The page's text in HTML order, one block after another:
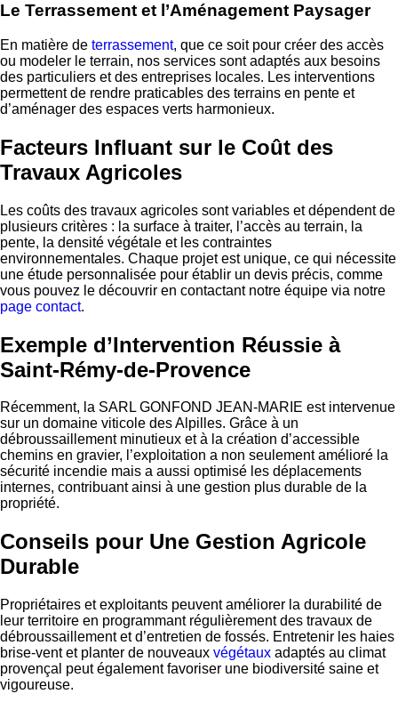
Le Terrassement et l’Aménagement Paysager
En matière de terrassement, que ce soit pour créer des accès
ou modeler le terrain, nos services sont adaptés aux besoins
des particuliers et des entreprises locales. Les interventions
permettent de rendre praticables des terrains en pente et
d’aménager des espaces verts harmonieux.
Facteurs Influant sur le Coût des
Travaux Agricoles
Les coûts des travaux agricoles sont variables et dépendent de
plusieurs critères : la surface à traiter, l’accès au terrain, la
pente, la densité végétale et les contraintes
environnementales. Chaque projet est unique, ce qui nécessite
une étude personnalisée pour établir un devis précis, comme
vous pouvez le découvrir en contactant notre équipe via notre
page contact.
Exemple d’Intervention Réussie à
Saint-Rémy-de-Provence
Récemment, la SARL GONFOND JEAN-MARIE est intervenue
sur un domaine viticole des Alpilles. Grâce à un
débroussaillement minutieux et à la création d’accessible
chemins en gravier, l’exploitation a non seulement amélioré la
sécurité incendie mais a aussi optimisé les déplacements
internes, contribuant ainsi à une gestion plus durable de la
propriété.
Conseils pour Une Gestion Agricole
Durable
Propriétaires et exploitants peuvent améliorer la durabilité de
leur territoire en programmant régulièrement des travaux de
débroussaillement et d’entretien de fossés. Entretenir les haies
brise-vent et planter de nouveaux végétaux adaptés au climat
provençal peut également favoriser une biodiversité saine et
vigoureuse.